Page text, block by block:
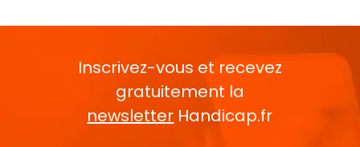
Inscrivez-vous et recevez
gratuitement la
newsletter Handicap.fr